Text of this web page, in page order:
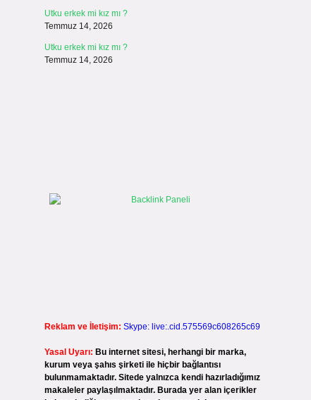
Utku erkek mi kız mı ?
Temmuz 14, 2026
Utku erkek mi kız mı ?
Temmuz 14, 2026
Reklam ve İletişim: Skype: live:.cid.575569c608265c69
Yasal Uyarı: Bu internet sitesi, herhangi bir marka,
kurum veya şahıs şirketi ile hiçbir bağlantısı
bulunmamaktadır. Sitede yalnızca kendi hazırladığımız
makaleler paylaşılmaktadır. Burada yer alan içerikler